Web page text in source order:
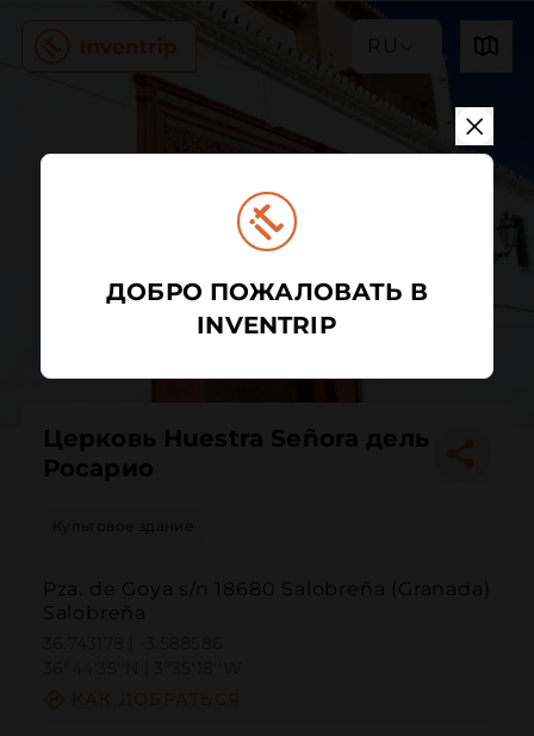
RU
Церковь Нuestra Señora дель
Росарио
Культовое здание
Pza. de Goya s/n 18680 Salobreña (Granada)
Salobreña
ДОБРО ПОЖАЛОВАТЬ В
INVENTRIP